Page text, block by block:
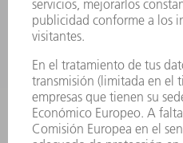
LÁSER
ELECTRÓNICA DE POTENCIA
HERRAMIENTAS PORTÁTILES
SOFTWARE
SERVICIOS
APLICACIONES
SECTORES
EMPRESA